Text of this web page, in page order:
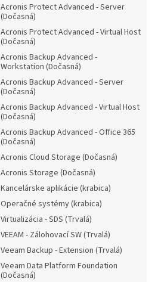
Acronis Protect Advanced - Server
(Dočasná)
Acronis Protect Advanced - Virtual Host
(Dočasná)
Acronis Backup Advanced -
Workstation (Dočasná)
Acronis Backup Advanced - Server
(Dočasná)
Acronis Backup Advanced - Virtual Host
(Dočasná)
Acronis Backup Advanced - Office 365
(Dočasná)
Acronis Cloud Storage (Dočasná)
Acronis Storage (Dočasná)
Kancelárske aplikácie (krabica)
Operačné systémy (krabica)
Virtualizácia - SDS (Trvalá)
VEEAM - Zálohovací SW (Trvalá)
Veeam Backup - Extension (Trvalá)
Veeam Data Platform Foundation
(Dočasná)